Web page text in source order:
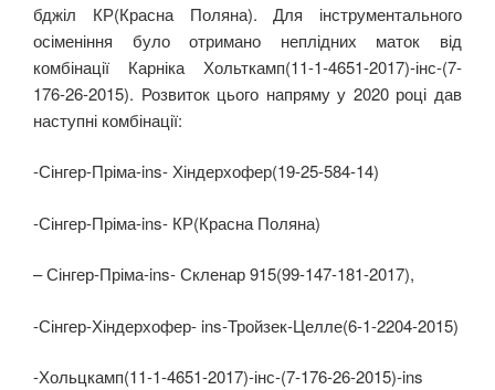
бджіл КР(Красна Поляна). Для інструментального
осіменіння було отримано неплідних маток від
комбінації Карніка Хольткамп(11-1-4651-2017)-інс-(7-
176-26-2015). Розвиток цього напряму у 2020 році дав
наступні комбінації:
-Сінгер-Пріма-ins- Хіндерхофер(19-25-584-14)
-Сінгер-Пріма-ins- КР(Красна Поляна)
– Сінгер-Пріма-ins- Скленар 915(99-147-181-2017),
-Сінгер-Хіндерхофер- ins-Тройзек-Целле(6-1-2204-2015)
-Хольцкамп(11-1-4651-2017)-інс-(7-176-26-2015)-ins